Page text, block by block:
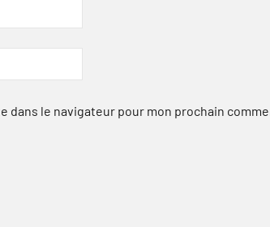
dans le navigateur pour mon prochain